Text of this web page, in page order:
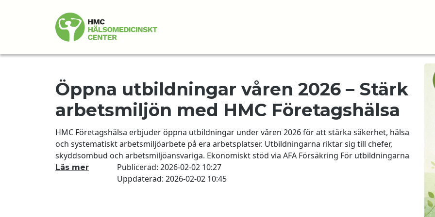
LÄSVÄRT
Öppna utbildningar våren 2026 – Stärk
arbetsmiljön med HMC Företagshälsa
HMC Företagshälsa erbjuder öppna utbildningar under våren 2026 för att stärka säkerhet, hälsa
och systematiskt arbetsmiljöarbete på era arbetsplatser. Utbildningarna riktar sig till chefer,
skyddsombud och arbetsmiljöansvariga. Ekonomiskt stöd via AFA Försäkring För utbildningarna
Bättre Arbetsmiljö (BAM) och Systematiskt Arbetsmiljöarbete (SAM) kan arbetsgivare inom privat
sektor med kollektivav
Läs mer Publicerad: 2026-02-02 10:27
Uppdaterad: 2026-02-02 10:45